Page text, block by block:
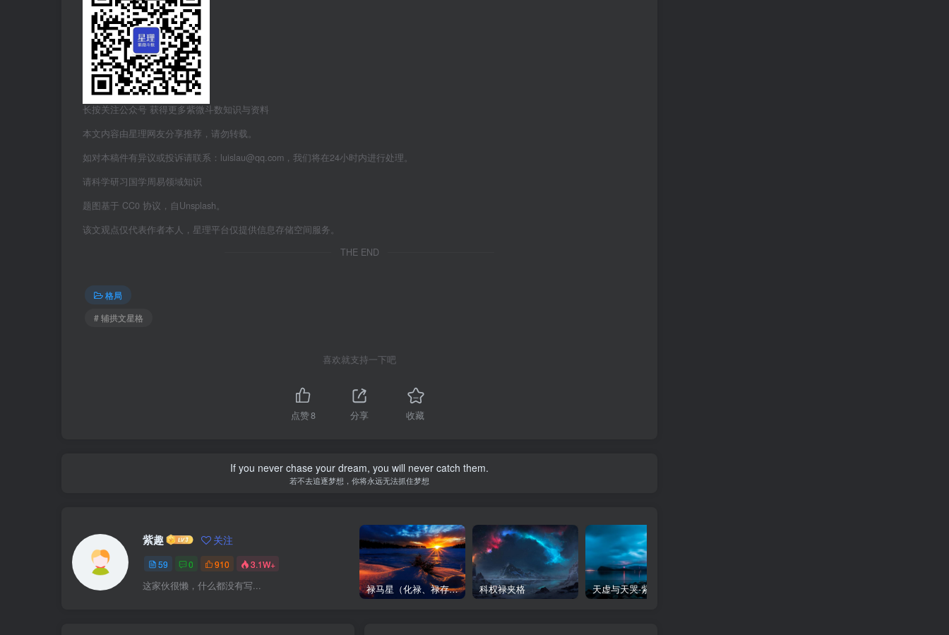
长按关注公众号 获得更多紫微斗数知识与资料
本文内容由星理网友分享推荐，请勿转载。
如对本稿件有异议或投诉请联系：luislau@qq.com，我们将在24小时内进行处理。
请科学研习国学周易领域知识
题图基于 CC0 协议，自Unsplash。
该文观点仅代表作者本人，星理平台仅提供信息存储空间服务。
THE END
格局
# 辅拱文星格
喜欢就支持一下吧
点赞8 分享 收藏
If you never chase your dream, you will never catch them.
若不去追逐梦想，你将永远无法抓住梦想
紫趣 关注
59 0 910 3.1W+
这家伙很懒，什么都没有写... 禄马星（化禄、禄存、天马）在各宫情况-紫微斗数格局 科权禄夹格